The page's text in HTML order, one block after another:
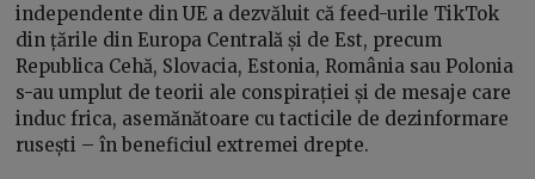
independente din UE a dezvăluit că feed-urile TikTok
din țările din Europa Centrală și de Est, precum
Republica Cehă, Slovacia, Estonia, România sau Polonia
s-au umplut de teorii ale conspirației și de mesaje care
induc frica, asemănătoare cu tacticile de dezinformare
rusești – în beneficiul extremei drepte.